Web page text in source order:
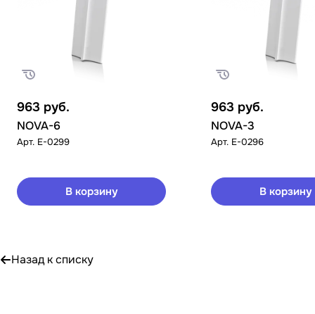
963 руб.
NOVA-6
Арт. E-0299
В корзину
963 руб.
NOVA-3
Арт. E-0296
В корзину
Назад к списку